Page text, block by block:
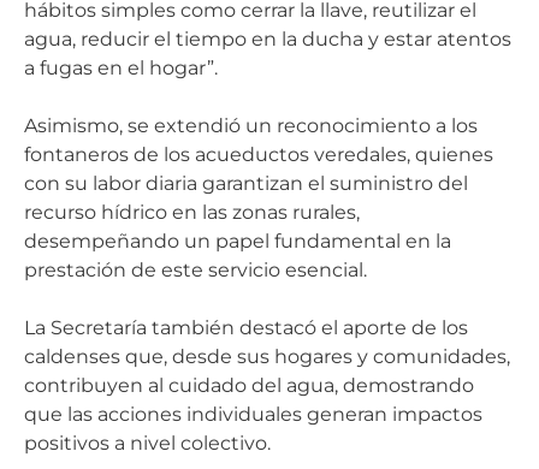
hábitos simples como cerrar la llave, reutilizar el
agua, reducir el tiempo en la ducha y estar atentos
a fugas en el hogar”.
Asimismo, se extendió un reconocimiento a los
fontaneros de los acueductos veredales, quienes
con su labor diaria garantizan el suministro del
recurso hídrico en las zonas rurales,
desempeñando un papel fundamental en la
prestación de este servicio esencial.
La Secretaría también destacó el aporte de los
caldenses que, desde sus hogares y comunidades,
contribuyen al cuidado del agua, demostrando
que las acciones individuales generan impactos
positivos a nivel colectivo.